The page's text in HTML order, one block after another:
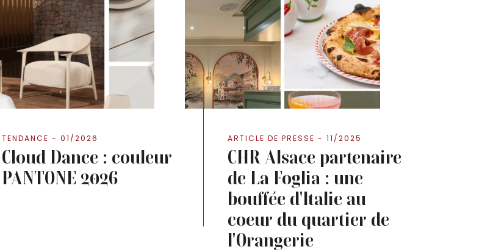
TENDANCE - 01/2026
Cloud Dance : couleur
PANTONE 2026
ARTICLE DE PRESSE - 11/2025
CHR Alsace partenaire
de La Foglia : une
bouffée d'Italie au
coeur du quartier de
l'Orangerie